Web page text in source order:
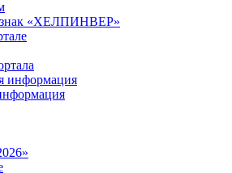
«ХЕЛПИНВЕР»
информация